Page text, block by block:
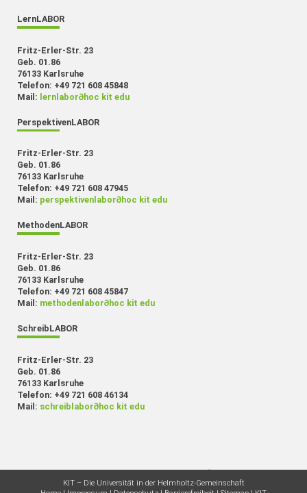
LernLABOR
Fritz-Erler-Str. 23
Geb. 01.86
76133 Karlsruhe
Telefon: +49 721 608 45848
Mail: lernlabor∂hoc kit edu
PerspektivenLABOR
Fritz-Erler-Str. 23
Geb. 01.86
76133 Karlsruhe
Telefon: +49 721 608 47945
Mail: perspektivenlabor∂hoc kit edu
MethodenLABOR
Fritz-Erler-Str. 23
Geb. 01.86
76133 Karlsruhe
Telefon: +49 721 608 45847
Mail: methodenlabor∂hoc kit edu
SchreibLABOR
Fritz-Erler-Str. 23
Geb. 01.86
76133 Karlsruhe
Telefon: +49 721 608 46134
Mail: schreiblabor∂hoc kit edu
KIT – Die Universität in der Helmholtz-Gemeinschaft